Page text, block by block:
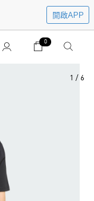
開啟APP
0
1 / 6